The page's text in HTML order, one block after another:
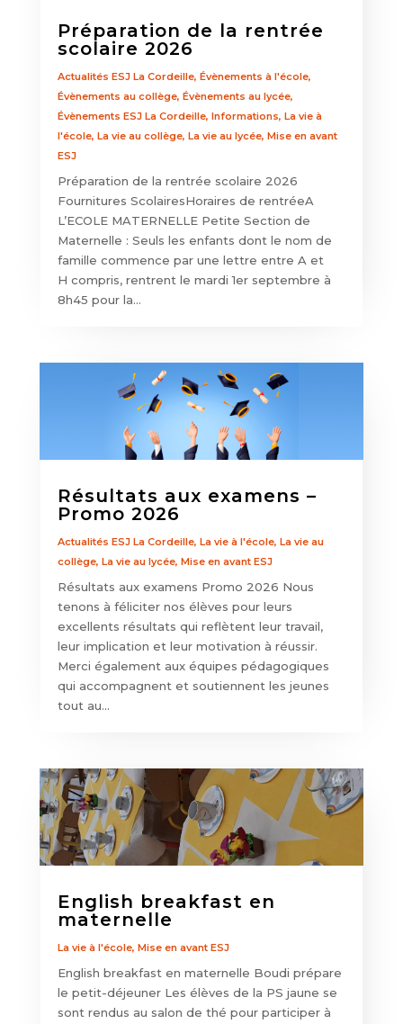
Préparation de la rentrée
scolaire 2026
Actualités ESJ La Cordeille, Évènements à l'école,
Évènements au collège, Évènements au lycée,
Évènements ESJ La Cordeille, Informations, La vie à
l'école, La vie au collège, La vie au lycée, Mise en avant
ESJ
Préparation de la rentrée scolaire 2026
Fournitures ScolairesHoraires de rentréeA
L’ECOLE MATERNELLE Petite Section de
Maternelle : Seuls les enfants dont le nom de
famille commence par une lettre entre A et
H compris, rentrent le mardi 1er septembre à
8h45 pour la...
Résultats aux examens –
Promo 2026
Actualités ESJ La Cordeille, La vie à l'école, La vie au
collège, La vie au lycée, Mise en avant ESJ
Résultats aux examens Promo 2026 Nous
tenons à féliciter nos élèves pour leurs
excellents résultats qui reflètent leur travail,
leur implication et leur motivation à réussir.
Merci également aux équipes pédagogiques
qui accompagnent et soutiennent les jeunes
tout au...
English breakfast en
maternelle
La vie à l'école, Mise en avant ESJ
English breakfast en maternelle Boudi prépare
le petit-déjeuner Les élèves de la PS jaune se
sont rendus au salon de thé pour participer à